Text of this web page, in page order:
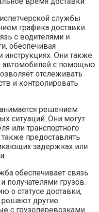
службы
графика доставки.
с водителями и
обеспечивая
Они также
автомобилей с помощью
отслеживать
и контролировать
решением
ситуаций. Они могут
или транспортного
предоставлять
задержках или
обеспечивает связь
получателями грузов.
о статусе доставки,
другие
с грузоперевозками.